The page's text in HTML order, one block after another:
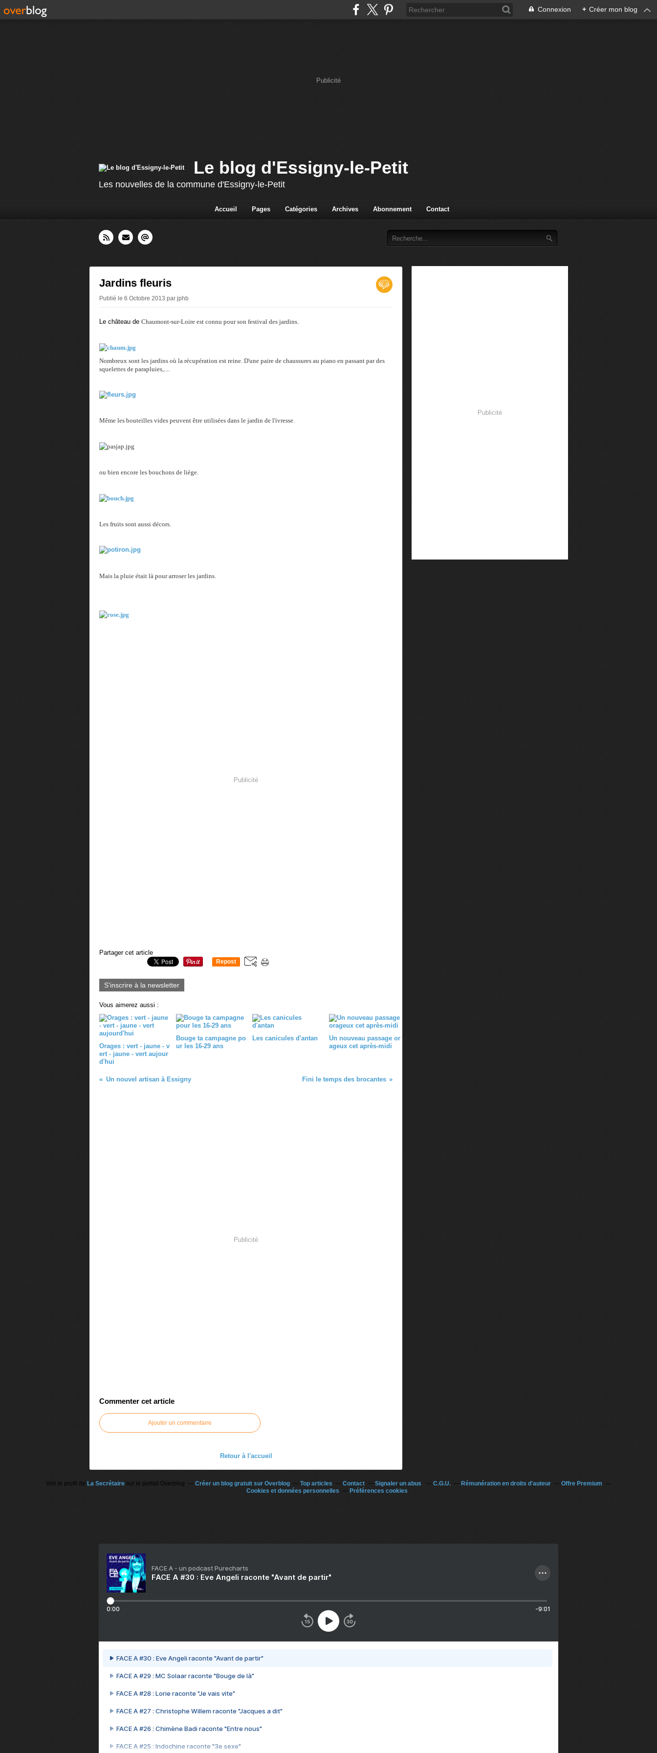
Connexion + Créer mon blog
Publicité
Le blog d'Essigny-le-Petit
Les nouvelles de la commune d'Essigny-le-Petit
Accueil Pages Catégories Archives Abonnement Contact
Jardins fleuris
Publié le 6 Octobre 2013 par jphb
Le château de Chaumont-sur-Loire est connu pour son festival des jardins.
Nombreux sont les jardins où la récupération est reine. D'une paire de chaussures au piano en passant par des
squelettes de parapluies,....
Même les bouteilles vides peuvent être utilisées dans le jardin de l'ivresse.
ou bien encore les bouchons de liège.
Les fruits sont aussi décors.
Mais la pluie était là pour arroser les jardins.
Publicité
Partager cet article
Repost
S'inscrire à la newsletter
Vous aimerez aussi :
Orages : vert - jaune - v
ert - jaune - vert aujour
d'hui
Bouge ta campagne po
ur les 16-29 ans
Les canicules d'antan
Un nouveau passage or
ageux cet après-midi
Un nouvel artisan à Essigny Fini le temps des brocantes
Publicité
Commenter cet article
Ajouter un commentaire
Retour à l'accueil
Publicité
Voir le profil de La Secrétaire sur le portail Overblog Créer un blog gratuit sur Overblog Top articles Contact Signaler un abus C.G.U. Rémunération en droits d'auteur
Offre Premium
Cookies et données personnelles
Préférences cookies
FACE A - un podcast Purecharts
FACE A #30 : Eve Angeli raconte "Avant de partir"
0:00 -9:01
FACE A #30 : Eve Angeli raconte "Avant de partir"
FACE A #29 : MC Solaar raconte "Bouge de là"
FACE A #28 : Lorie raconte "Je vais vite"
FACE A #27 : Christophe Willem raconte "Jacques a dit"
FACE A #26 : Chimène Badi raconte "Entre nous"
FACE A #25 : Indochine raconte "3e sexe"